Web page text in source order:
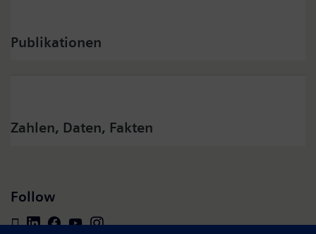
Publikationen
Zahlen, Daten, Fakten
Follow